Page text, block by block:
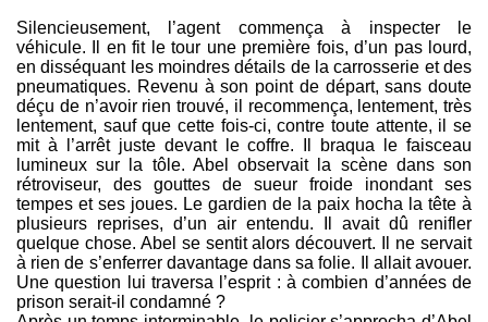
Silencieusement, l’agent commença à inspecter le
véhicule. Il en fit le tour une première fois, d’un pas lourd,
en disséquant les moindres détails de la carrosserie et des
pneumatiques. Revenu à son point de départ, sans doute
déçu de n’avoir rien trouvé, il recommença, lentement, très
lentement, sauf que cette fois-ci, contre toute attente, il se
mit à l’arrêt juste devant le coffre. Il braqua le faisceau
lumineux sur la tôle. Abel observait la scène dans son
rétroviseur, des gouttes de sueur froide inondant ses
tempes et ses joues. Le gardien de la paix hocha la tête à
plusieurs reprises, d’un air entendu. Il avait dû renifler
quelque chose. Abel se sentit alors découvert. Il ne servait
à rien de s’enferrer davantage dans sa folie. Il allait avouer.
Une question lui traversa l’esprit : à combien d’années de
prison serait-il condamné ?